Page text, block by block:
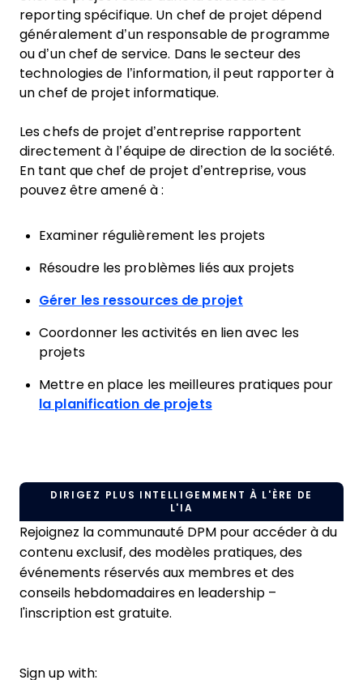
reporting spécifique. Un chef de projet dépend
généralement d’un responsable de programme
ou d’un chef de service. Dans le secteur des
technologies de l’information, il peut rapporter à
un chef de projet informatique.
Les chefs de projet d’entreprise rapportent
directement à l’équipe de direction de la société.
En tant que chef de projet d’entreprise, vous
pouvez être amené à :
Examiner régulièrement les projets
Résoudre les problèmes liés aux projets
Gérer les ressources de projet
Coordonner les activités en lien avec les
projets
Mettre en place les meilleures pratiques pour
la planification de projets
DIRIGEZ PLUS INTELLIGEMMENT À L'ÈRE DE
L'IA
Rejoignez la communauté DPM pour accéder à du
contenu exclusif, des modèles pratiques, des
événements réservés aux membres et des
conseils hebdomadaires en leadership –
l'inscription est gratuite.
Sign up with: